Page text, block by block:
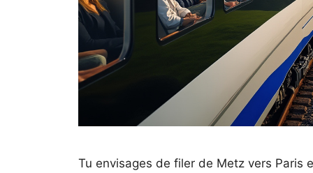
Tu envisages de filer de Metz vers Paris